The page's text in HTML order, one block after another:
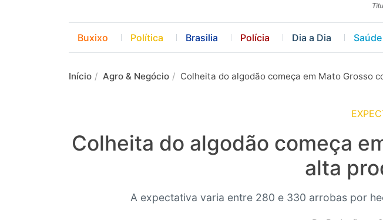
Buxixo Política Brasilia Polícia Dia a Dia Saúde
Início Agro & Negócio Colheita do algodão começa em Mato Grosso
Colheita do algodão começa
alta
A expectativa varia entre 280 e 330 arrobas por